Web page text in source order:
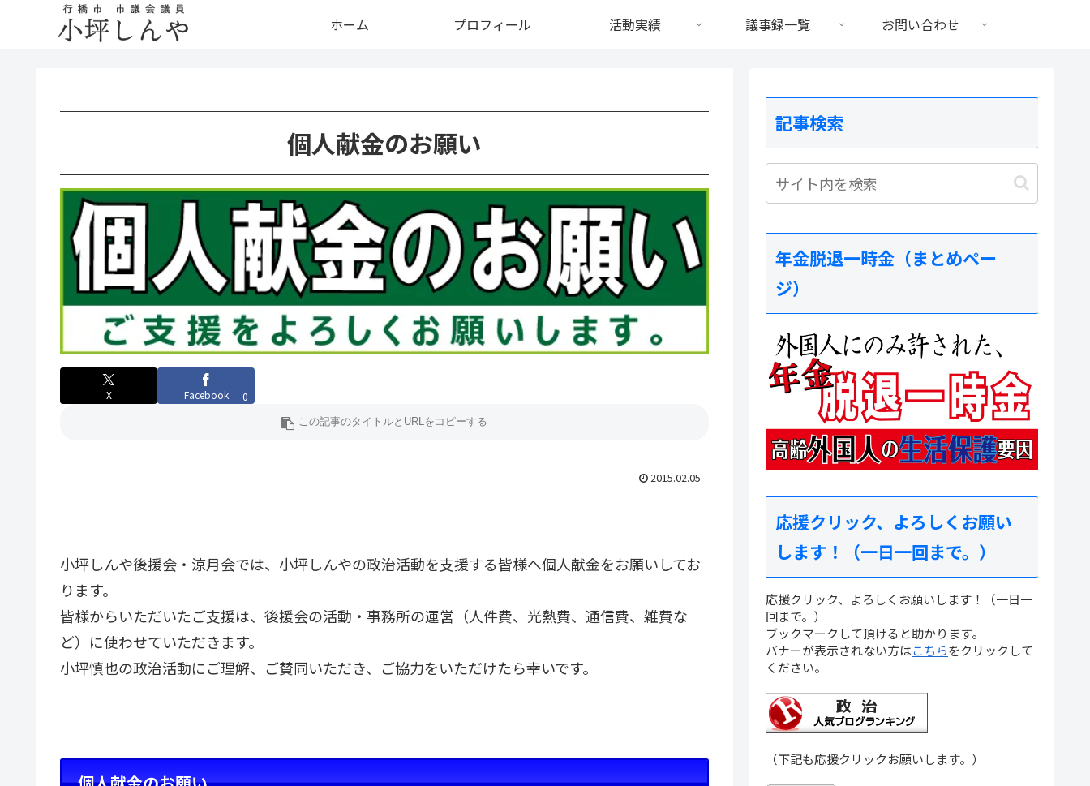
ホーム プロフィール 活動実績 議事録一覧 お問い合わせ
個人献金のお願い
X Facebook 0
2015.02.05
小坪しんや後援会・涼月会では、小坪しんやの政治活動を支援する皆様へ個人献金をお願いしてお
ります。
皆様からいただいたご支援は、後援会の活動・事務所の運営（人件費、光熱費、通信費、雑費な
ど）に使わせていただきます。
小坪慎也の政治活動にご理解、ご賛同いただき、ご協力をいただけたら幸いです。
記事検索
年金脱退一時金（まとめペー
ジ）
応援クリック、よろしくお願い
します！（一日一回まで。）
応援クリック、よろしくお願いします！（一日一
回まで。）
ブックマークして頂けると助かります。
バナーが表示されない方はこちらをクリックして
ください。
（下記も応援クリックお願いします。）